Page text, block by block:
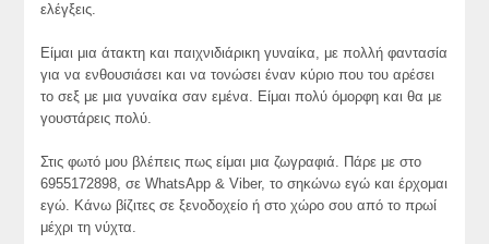
ελέγξεις.
Είμαι μια άτακτη και παιχνιδιάρικη γυναίκα, με πολλή φαντασία
για να ενθουσιάσει και να τονώσει έναν κύριο που του αρέσει
το σεξ με μια γυναίκα σαν εμένα. Είμαι πολύ όμορφη και θα με
γουστάρεις πολύ.
Στις φωτό μου βλέπεις πως είμαι μια ζωγραφιά. Πάρε με στο
6955172898, σε WhatsApp & Viber, το σηκώνω εγώ και έρχομαι
εγώ. Κάνω βίζιτες σε ξενοδοχείο ή στο χώρο σου από το πρωί
μέχρι τη νύχτα.